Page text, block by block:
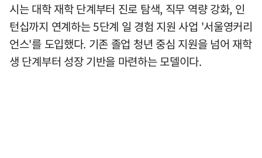
시는 대학 재학 단계부터 진로 탐색, 직무 역량 강화, 인
턴십까지 연계하는 5단계 일 경험 지원 사업 '서울영커리
언스'를 도입했다. 기존 졸업 청년 중심 지원을 넘어 재학
생 단계부터 성장 기반을 마련하는 모델이다.